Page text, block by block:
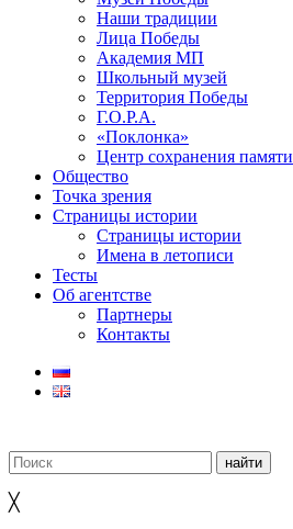
Наши традиции
Лица Победы
Академия МП
Школьный музей
Территория Победы
Г.О.Р.А.
«Поклонка»
Центр сохранения памяти
Общество
Точка зрения
Страницы истории
Страницы истории
Имена в летописи
Тесты
Об агентстве
Партнеры
Контакты
╳